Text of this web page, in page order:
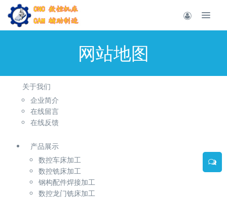
网站地图
关于我们
企业简介
在线留言
在线反馈
产品展示
数控车床加工
数控铣床加工
钢构配件焊接加工
数控龙门铣床加工